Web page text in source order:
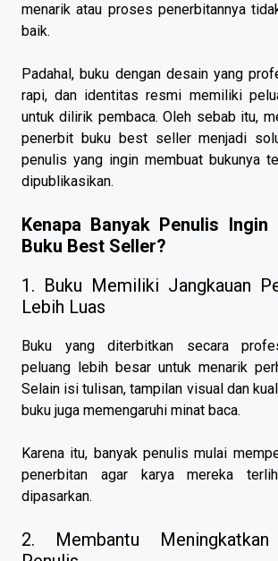
menarik atau proses penerbitannya
baik.
Padahal, buku dengan desain yang
rapi, dan identitas resmi memiliki
untuk dilirik pembaca. Oleh sebab itu,
penerbit buku best seller menjadi
penulis yang ingin membuat bukunya
dipublikasikan.
Kenapa Banyak Penulis Ingin
Buku Best Seller?
1. Buku Memiliki Jangkauan
Lebih Luas
Buku yang diterbitkan secara
peluang lebih besar untuk menarik
Selain isi tulisan, tampilan visual dan
buku juga memengaruhi minat baca.
Karena itu, banyak penulis mulai
penerbitan agar karya mereka
dipasarkan.
2. Membantu